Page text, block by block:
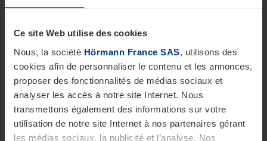
Ce site Web utilise des cookies
Nous, la société Hörmann France SAS, utilisons des
cookies afin de personnaliser le contenu et les annonces,
proposer des fonctionnalités de médias sociaux et
analyser les accès à notre site Internet. Nous
transmettons également des informations sur votre
utilisation de notre site Internet à nos partenaires gérant
les médias sociaux, la publicité et l’analyse. Nos